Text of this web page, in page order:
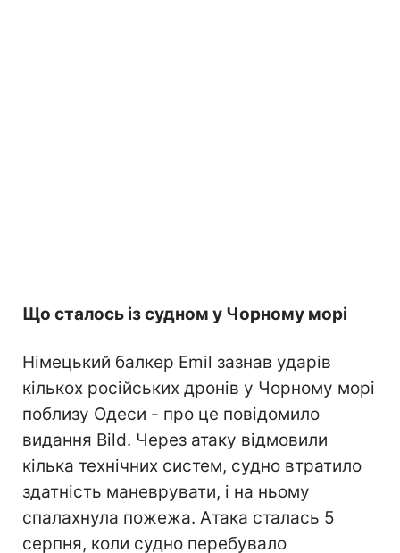
Що сталось із судном у Чорному морі
Німецький балкер Emil зазнав ударів
кількох російських дронів у Чорному морі
поблизу Одеси - про це повідомило
видання Bild. Через атаку відмовили
кілька технічних систем, судно втратило
здатність маневрувати, і на ньому
спалахнула пожежа. Атака сталась 5
серпня, коли судно перебувало